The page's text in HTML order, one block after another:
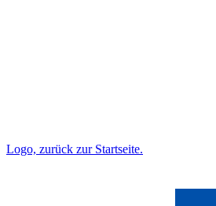
Logo, zurück zur Startseite.